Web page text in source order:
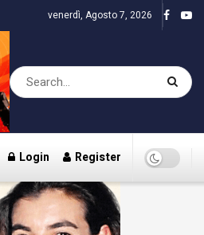
venerdì, Agosto 7, 2026
Login Register